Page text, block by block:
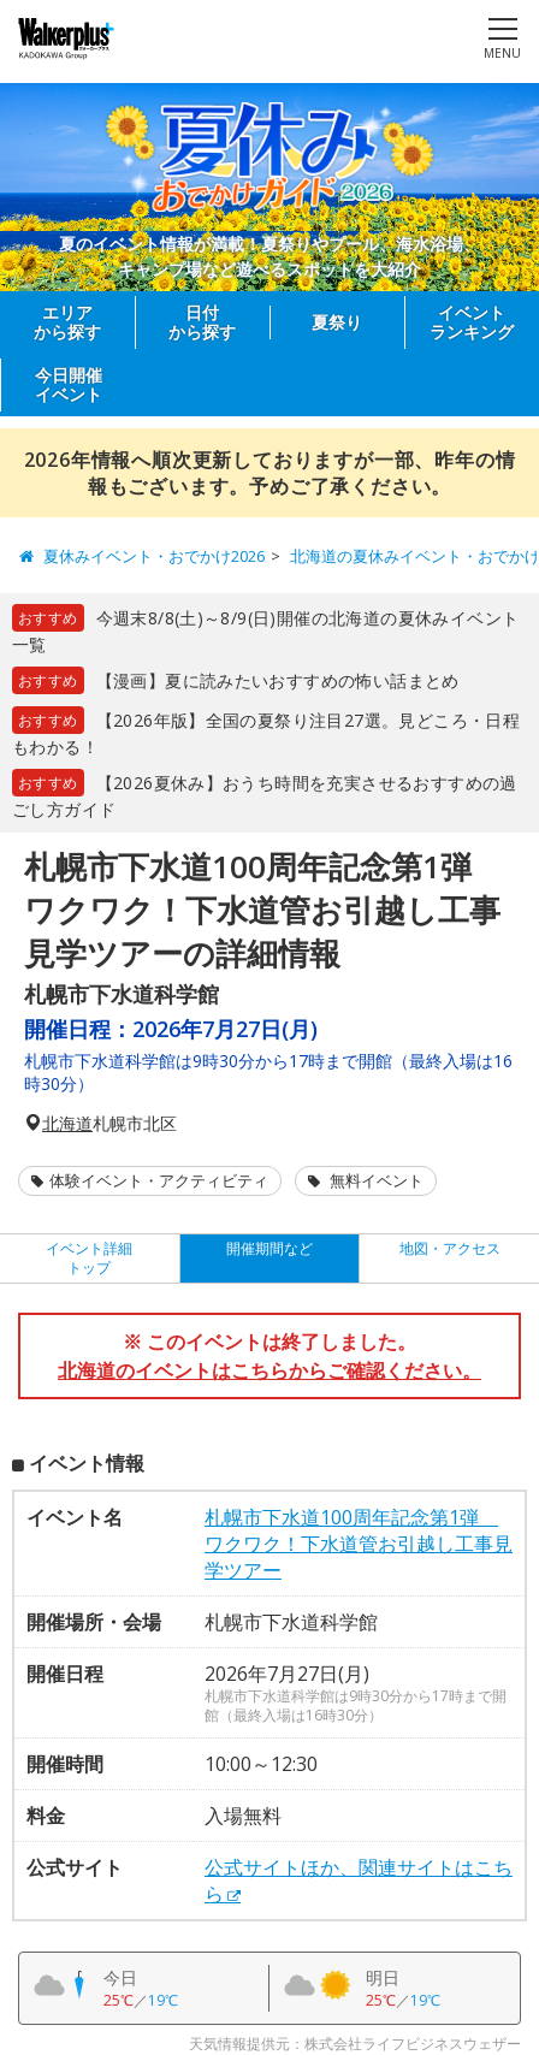
MENU
夏のイベント情報が満載！夏祭りやプール、海水浴場、
キャンプ場など遊べるスポットを大紹介
エリア
から探す
日付
から探す
夏祭り
イベント
ランキング
今日開催
イベント
2026年情報へ順次更新しておりますが一部、昨年の情
報もございます。予めご了承ください。
夏休みイベント・おでかけ2026 北海道の夏休みイベント・おでか
おすすめ
今週末8/8(土)～8/9(日)開催の北海道の夏休みイベント
一覧
おすすめ 【漫画】夏に読みたいおすすめの怖い話まとめ
おすすめ
【2026年版】全国の夏祭り注目27選。見どころ・日程
もわかる！
おすすめ
【2026夏休み】おうち時間を充実させるおすすめの過
ごし方ガイド
札幌市下水道100周年記念第1弾
ワクワク！下水道管お引越し工事
見学ツアーの詳細情報
札幌市下水道科学館
開催日程： 2026年7月27日(月)
札幌市下水道科学館は9時30分から17時まで開館（最終入場は16
時30分）
北海道札幌市北区
体験イベント・アクティビティ 無料イベント
イベント詳細
トップ
開催期間など 地図・アクセス
※ このイベントは終了しました。
北海道のイベントはこちらからご確認ください。
イベント情報
イベント名
札幌市下水道100周年記念第1弾
ワクワク！下水道管お引越し工事見
学ツアー
開催場所・会場
札幌市下水道科学館
開催日程
2026年7月27日(月)
札幌市下水道科学館は9時30分から17時まで開
館（最終入場は16時30分）
開催時間
10:00～12:30
料金
入場無料
公式サイト
公式サイトほか、関連サイトはこち
ら
今日
25℃／19℃
明日
25℃／19℃
天気情報提供元：株式会社ライフビジネスウェザー